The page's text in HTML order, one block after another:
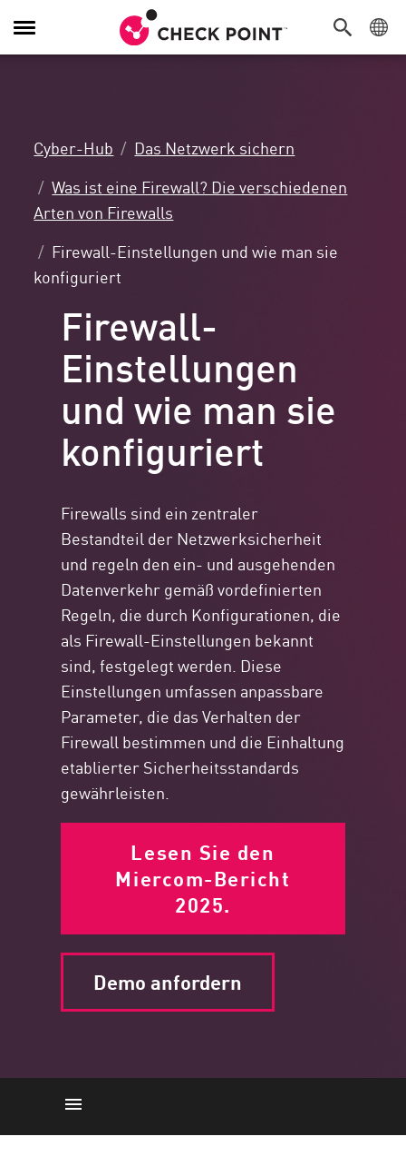
Navigation
umschalten
Cyber-Hub
Das Netzwerk sichern
Was ist eine Firewall? Die verschiedenen
Arten von Firewalls
Firewall-Einstellungen und wie man sie
konfiguriert
Firewall-
Einstellungen
und wie man sie
konfiguriert
Firewalls sind ein zentraler
Bestandteil der Netzwerksicherheit
und regeln den ein- und ausgehenden
Datenverkehr gemäß vordefinierten
Regeln, die durch Konfigurationen, die
als Firewall-Einstellungen bekannt
sind, festgelegt werden. Diese
Einstellungen umfassen anpassbare
Parameter, die das Verhalten der
Firewall bestimmen und die Einhaltung
etablierter Sicherheitsstandards
gewährleisten.
Lesen Sie den
Miercom-Bericht
2025.
Demo anfordern